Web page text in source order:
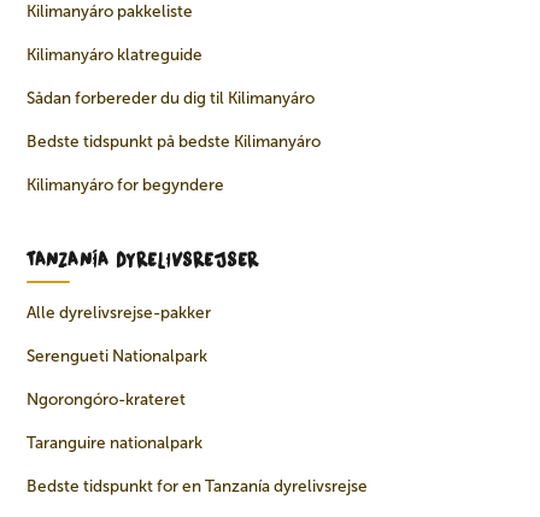
Kilimanyáro pakkeliste
Kilimanyáro klatreguide
Sådan forbereder du dig til Kilimanyáro
Bedste tidspunkt på bedste Kilimanyáro
Kilimanyáro for begyndere
TANZANÍA DYRELIVSREJSER
Alle dyrelivsrejse-pakker
Serengueti Nationalpark
Ngorongóro-krateret
Taranguire nationalpark
Bedste tidspunkt for en Tanzanía dyrelivsrejse